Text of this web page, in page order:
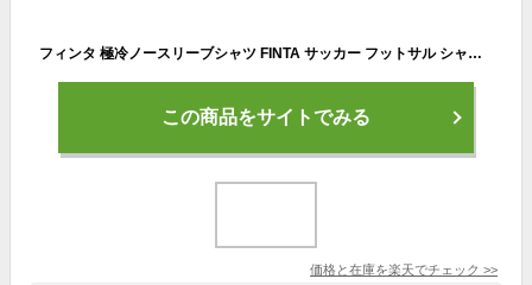
フィンタ 極冷ノースリーブシャツ FINTA サッカー フットサル シャツ タンクトップ 接触冷感 吸汗速乾 UVカット 熱中症対策 メンズ 大人 (FT4436)
この商品をサイトでみる
価格と在庫を楽天でチェック >>